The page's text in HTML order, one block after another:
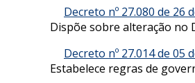
Decreto nº 27.080 de 26
Dispõe sobre alteração no
Decreto nº 27.014 de 05
Estabelece regras de